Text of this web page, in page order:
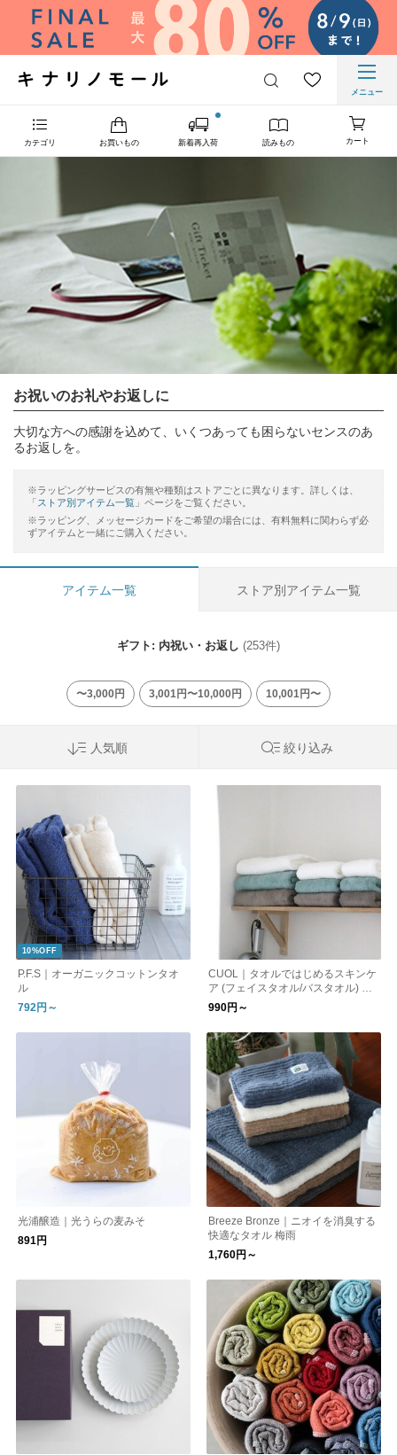
メニュー
カテゴリ お買いもの 新着再入荷 読みもの カート
お祝いのお礼やお返しに
大切な方への感謝を込めて、いくつあっても困らないセンスのあ
るお返しを。
※ラッピングサービスの有無や種類はストアごとに異なります。詳しくは、
「ストア別アイテム一覧 」ページをご覧ください。
※ラッピング、メッセージカードをご希望の場合には、有料無料に関わらず必
ずアイテムと一緒にご購入ください。
アイテム一覧 ストア別アイテム一覧
ギフト: 内祝い・お返し (253件)
〜3,000円 3,001円〜10,000円 10,001円〜
人気順 絞り込み
10%OFF
P.F.S｜オーガニックコットンタオ
ル
792円～
CUOL｜タオルではじめるスキンケ
ア (フェイスタオル/バスタオル) ト
ラベルグッズ
990円～
光浦醸造｜光うらの麦みそ
891円
Breeze Bronze｜ニオイを消臭する
快適なタオル 梅雨
1,760円～